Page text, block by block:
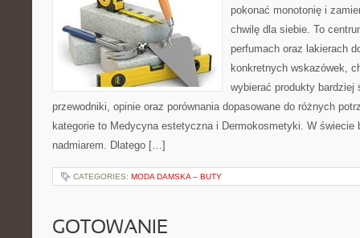
pokonać monotonię i
chwilę dla siebie. To
perfumach oraz lakierach
konkretnych wskazówek,
wybierać produkty bardziej
przewodniki, opinie oraz porównania dopasowane do różnych
kategorie to Medycyna estetyczna i Dermokosmetyki. W świecie
nadmiarem. Dlatego […]
CATEGORIES: MODA DAMSKA – BUTY
GOTOWANIE